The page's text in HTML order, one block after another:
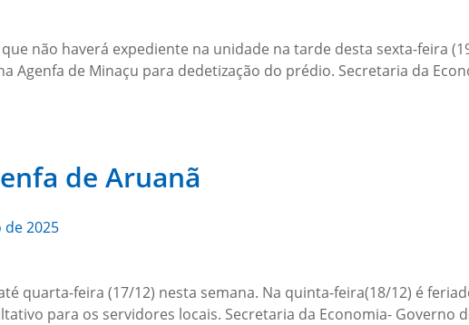
não haverá expediente na unidade na tarde desta sexta-feira
Agenfa de Minaçu para dedetização do prédio. Secretaria da
de Aruanã
de 2025
quarta-feira (17/12) nesta semana. Na quinta-feira(18/12) é
para os servidores locais. Secretaria da Economia- Governo